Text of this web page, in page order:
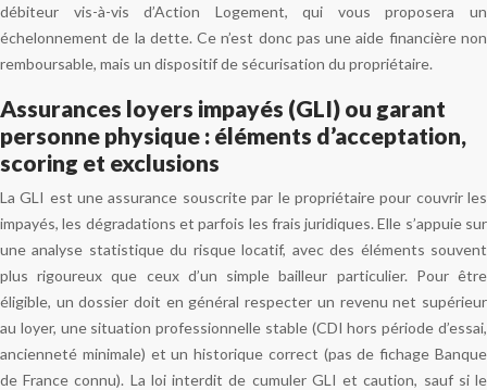
débiteur vis-à-vis d’Action Logement, qui vous proposera un
échelonnement de la dette. Ce n’est donc pas une aide financière non
remboursable, mais un dispositif de sécurisation du propriétaire.
Assurances loyers impayés (GLI) ou garant
personne physique : éléments d’acceptation,
scoring et exclusions
La GLI est une assurance souscrite par le propriétaire pour couvrir les
impayés, les dégradations et parfois les frais juridiques. Elle s’appuie sur
une analyse statistique du risque locatif, avec des éléments souvent
plus rigoureux que ceux d’un simple bailleur particulier. Pour être
éligible, un dossier doit en général respecter un revenu net supérieur
au loyer, une situation professionnelle stable (CDI hors période d’essai,
ancienneté minimale) et un historique correct (pas de fichage Banque
de France connu). La loi interdit de cumuler GLI et caution, sauf si le